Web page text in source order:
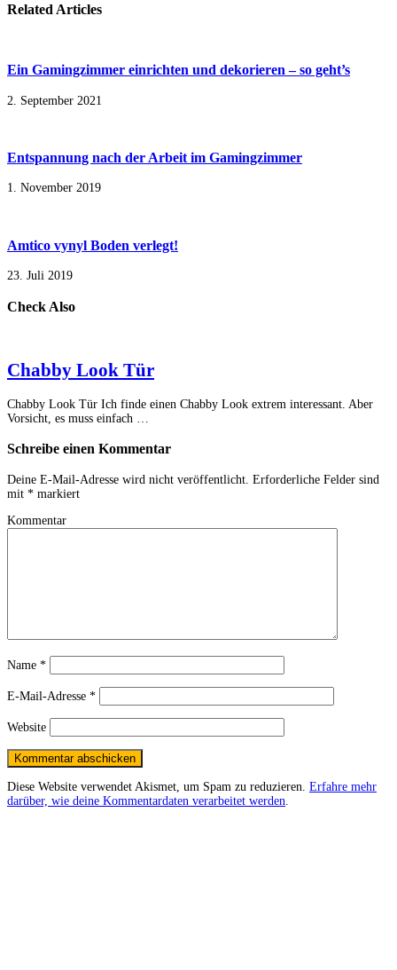
Related Articles
Ein Gamingzimmer einrichten und dekorieren – so geht’s
2. September 2021
Entspannung nach der Arbeit im Gamingzimmer
1. November 2019
Amtico vynyl Boden verlegt!
23. Juli 2019
Check Also
Chabby Look Tür
Chabby Look Tür Ich finde einen Chabby Look extrem interessant. Aber
Vorsicht, es muss einfach …
Schreibe einen Kommentar
Deine E-Mail-Adresse wird nicht veröffentlicht. Erforderliche Felder sind
mit * markiert
Kommentar
Name *
E-Mail-Adresse *
Website
Diese Website verwendet Akismet, um Spam zu reduzieren. Erfahre mehr
darüber, wie deine Kommentardaten verarbeitet werden